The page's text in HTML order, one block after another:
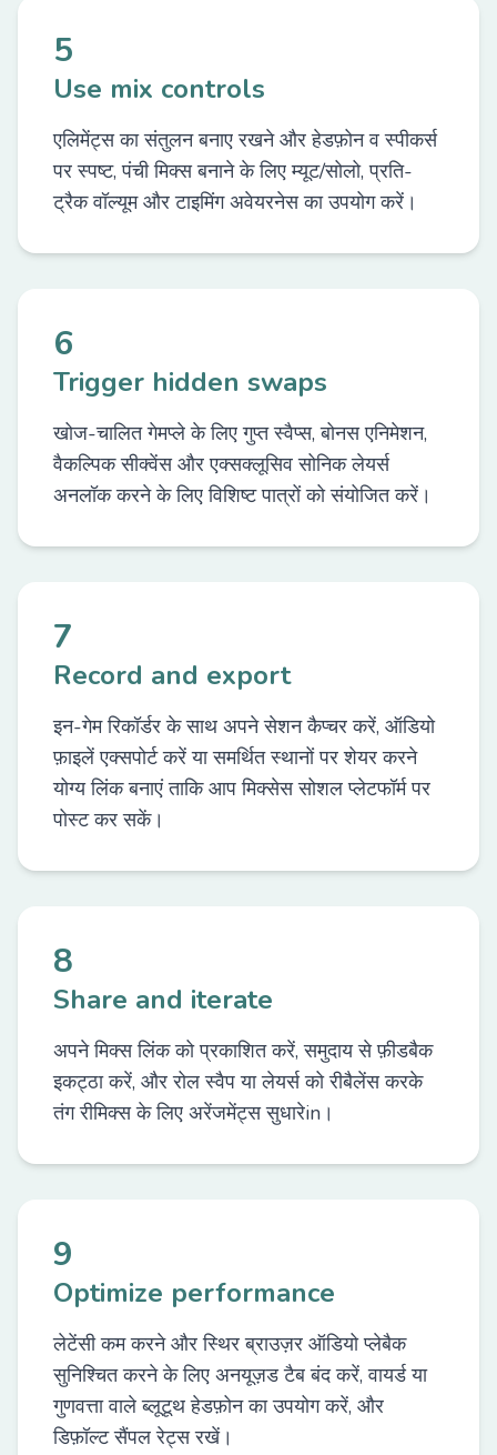
5
Use mix controls
एलिमेंट्स का संतुलन बनाए रखने और हेडफ़ोन व स्पीकर्स
पर स्पष्ट, पंची मिक्स बनाने के लिए म्यूट/सोलो, प्रति-
ट्रैक वॉल्यूम और टाइमिंग अवेयरनेस का उपयोग करें।
6
Trigger hidden swaps
खोज-चालित गेमप्ले के लिए गुप्त स्वैप्स, बोनस एनिमेशन,
वैकल्पिक सीक्वेंस और एक्सक्लूसिव सोनिक लेयर्स
अनलॉक करने के लिए विशिष्ट पात्रों को संयोजित करें।
7
Record and export
इन-गेम रिकॉर्डर के साथ अपने सेशन कैप्चर करें, ऑडियो
फ़ाइलें एक्सपोर्ट करें या समर्थित स्थानों पर शेयर करने
योग्य लिंक बनाएं ताकि आप मिक्सेस सोशल प्लेटफॉर्म पर
पोस्ट कर सकें।
8
Share and iterate
अपने मिक्स लिंक को प्रकाशित करें, समुदाय से फ़ीडबैक
इकट्ठा करें, और रोल स्वैप या लेयर्स को रीबैलेंस करके
तंग रीमिक्स के लिए अरेंजमेंट्स सुधारेin।
9
Optimize performance
लेटेंसी कम करने और स्थिर ब्राउज़र ऑडियो प्लेबैक
सुनिश्चित करने के लिए अनयूज़ड टैब बंद करें, वायर्ड या
गुणवत्ता वाले ब्लूटूथ हेडफ़ोन का उपयोग करें, और
डिफ़ॉल्ट सैंपल रेट्स रखें।